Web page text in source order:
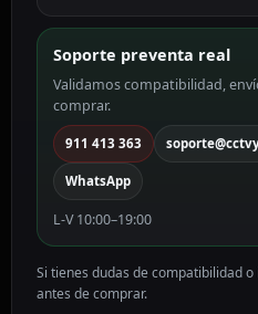
blanco
DS-
1280ZJ-
DM25-
M1
cantidad
Soporte preventa real
Validamos compatibilidad,
comprar.
911 413 363
WhatsApp
L-V 10:00–19:00
Si tienes dudas de compatibilidad
antes de comprar.